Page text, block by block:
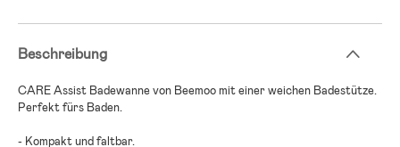
Beschreibung
CARE Assist Badewanne von Beemoo mit einer weichen Badestütze.
Perfekt fürs Baden.
- Kompakt und faltbar.